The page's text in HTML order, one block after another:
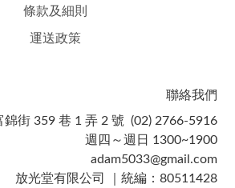
條款及細則
運送政策
聯絡我們
錦街 359 巷 1 弄 2 號 (02) 2766-5916
週四～週日 1300~1900
adam5033@gmail.com
放光堂有限公司 ｜統編：80511428